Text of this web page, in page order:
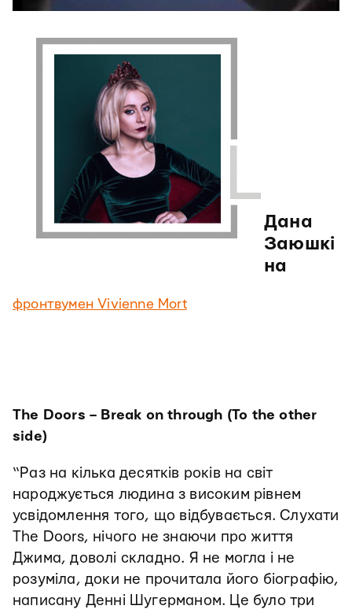
Дана
Заюшкі
на
фронтвумен Vivienne Mort
The Doors – Break on through (To the other
side)
“Раз на кілька десятків років на світ
народжується людина з високим рівнем
усвідомлення того, що відбувається. Слухати
The Doors, нічого не знаючи про життя
Джима, доволі складно. Я не могла і не
розуміла, доки не прочитала його біографію,
написану Денні Шугерманом. Це було три